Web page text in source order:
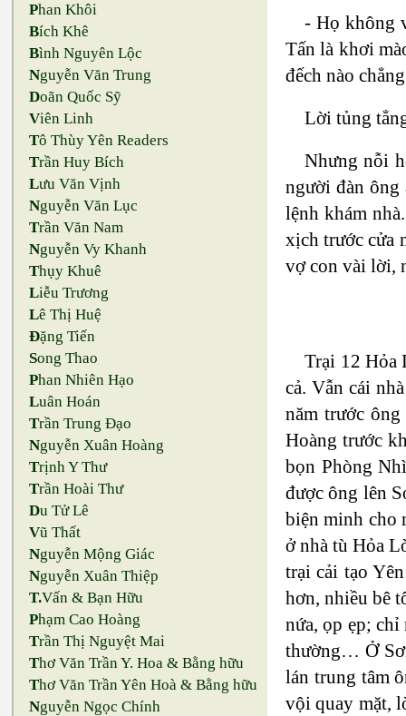
Phan Khôi
Bích Khê
Bình Nguyên Lộc
Nguyễn Văn Trung
Doãn Quốc Sỹ
Viên Linh
Tô Thùy Yên Readers
Trần Huy Bích
Lưu Văn Vịnh
Nguyễn Văn Lục
Trần Văn Nam
Nguyễn Vy Khanh
Thụy Khuê
Liễu Trương
Lê Thị Huệ
Đặng Tiến
Song Thao
Phan Nhiên Hạo
Luân Hoán
Trần Trung Đạo
Nguyễn Xuân Hoàng
Trịnh Y Thư
Trần Hoài Thư
Du Tử Lê
Vũ Thất
Nguyễn Mộng Giác
Nguyễn Xuân Thiệp
T.Vấn & Bạn Hữu
Phạm Cao Hoàng
Trần Thị Nguyệt Mai
Thơ Văn Trần Y. Hoa & Bằng hữu
Thơ Văn Trần Yên Hoà & Bằng hữu
Nguyễn Ngọc Chính
- Họ không
Tấn là khơi
đếch nào
Lời tủng
Nhưng nỗi
người đàn ông
lệnh khám
xịch trước cửa
vợ con vài lời,
Trại 12 Hỏa
cả. Vẫn cái
năm trước
Hoàng trước
bọn Phòng
được ông lên
biện minh cho
ở nhà tù Hỏa
trại cải tạo
hơn, nhiều bê
nứa, ọp ẹp;
thường… Ở
lán trung tâm
vội quay mặt,